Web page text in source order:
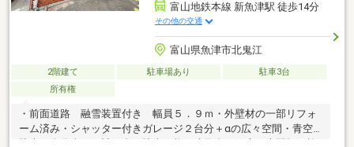
富山地鉄本線 新魚津駅 徒歩14分
その他の交通
富山県魚津市北鬼江
2階建て 駐車場あり
駐車3台
所有権
・前面道路 融雪装置付き 幅員５．９ｍ・外壁材の一部リフォ
ーム済み・シャッター付きガレージ２台分＋αの広々空間・青空